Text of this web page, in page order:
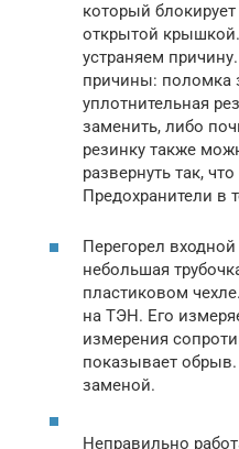
который
открытой
устраняем
причины: поломка
уплотнительная
заменить, либо
резинку также
развернуть так,
Предохранители в
Перегорел
небольшая
пластиковом
на ТЭН. Его
измерения
показывает
заменой.
Неправильно